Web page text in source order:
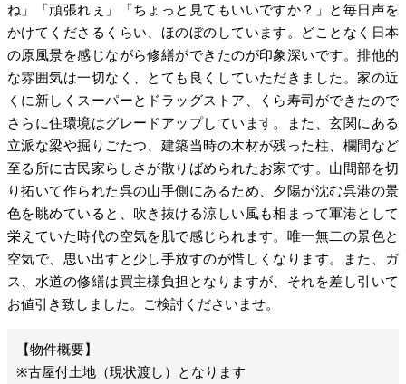
ね」「頑張れぇ」「ちょっと見てもいいですか？」と毎日声を
かけてくださるくらい、ほのぼのしています。どことなく日本
の原風景を感じながら修繕ができたのが印象深いです。排他的
な雰囲気は一切なく、とても良くしていただきました。家の近
くに新しくスーパーとドラッグストア、くら寿司ができたので
さらに住環境はグレードアップしています。また、玄関にある
立派な梁や掘りごたつ、建築当時の木材が残った柱、欄間など
至る所に古民家らしさが散りばめられたお家です。山間部を切
り拓いて作られた呉の山手側にあるため、夕陽が沈む呉港の景
色を眺めていると、吹き抜ける涼しい風も相まって軍港として
栄えていた時代の空気を肌で感じられます。唯一無二の景色と
空気で、思い出すと少し手放すのが惜しくなります。また、ガ
ス、水道の修繕は買主様負担となりますが、それを差し引いて
お値引き致しました。ご検討くださいませ。
※古屋付土地（現状渡し）となります